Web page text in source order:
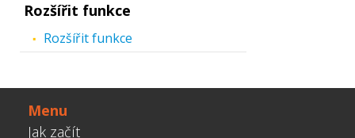
Rozšířit funkce
Rozšířit funkce
Menu
Jak začít